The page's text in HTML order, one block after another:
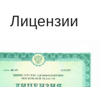
Лицензии